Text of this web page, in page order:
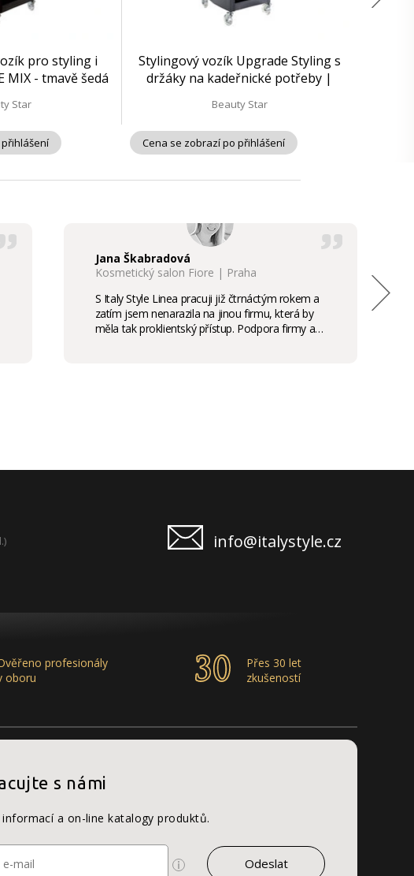
pro styling i
MIX - tmavě šedá
Star
Stylingový vozík Upgrade Styling s
držáky na kadeřnické potřeby |
Beauty Star
Cena se zobrazí po přihlášení
Jana Škabradová
Kosmetický salon Fiore | Praha
S Italy Style Linea pracuji již čtrnáctým rokem a
zatím jsem nenarazila na jinou firmu, která by
měla tak proklientský přístup. Podpora firmy a
info@italystyle.cz
profesionály
oboru
Přes 30 let
zkušeností
s námi
a on-line katalogy produktů.